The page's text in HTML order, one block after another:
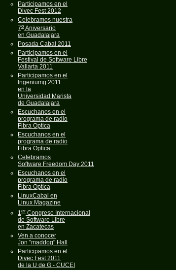
Participamos en el
Divec Fest 2012
Celebramos nuestra
7oAniversario
en Guadalajara
Posada Cabal 2011
Participamos en el
Festival de Software Libre
Vallarta 2011
Participamos en el
Ingeniumg 2011
en la
Universidad Marista
de Guadalajara
Escuchanos en el
programa de radio
Fibra Optica
Escuchanos en el
programa de radio
Fibra Optica
Celebramos
Software Freedom Day 2011
Escuchanos en el
programa de radio
Fibra Optica
LinuxCabal en
Linux Magazine
1er Congreso Internacional
de Software Libre
en Zacatecas
Ven a conocer
Jon "maddog" Hall
Participamos en el
Divec Fest 2011
de la U de G - CUCEI